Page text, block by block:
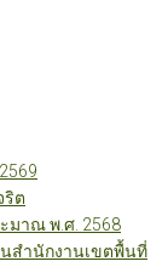
ริต
มาณ พ.ศ. 2568
สำนักงานเขตพื้นที่